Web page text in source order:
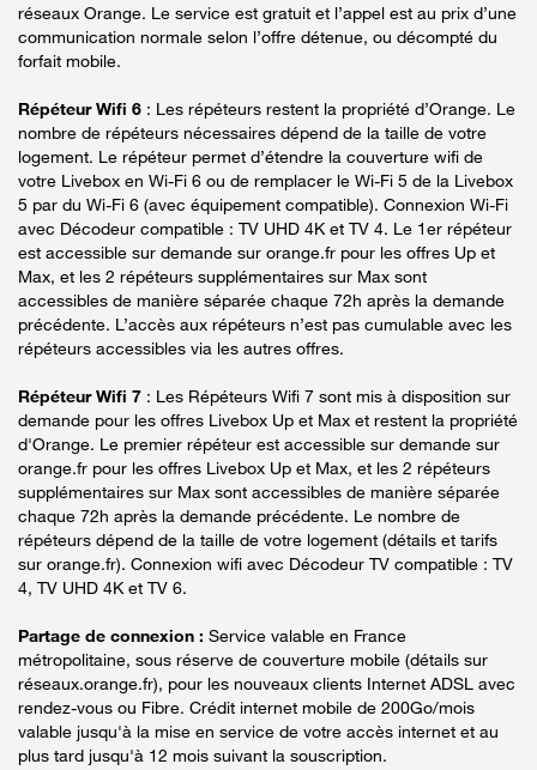
réseaux Orange. Le service est gratuit et l’appel est au prix d’une
communication normale selon l’offre détenue, ou décompté du
forfait mobile.
Répéteur Wifi 6 : Les répéteurs restent la propriété d’Orange. Le
nombre de répéteurs nécessaires dépend de la taille de votre
logement. Le répéteur permet d’étendre la couverture wifi de
votre Livebox en Wi-Fi 6 ou de remplacer le Wi-Fi 5 de la Livebox
5 par du Wi-Fi 6 (avec équipement compatible). Connexion Wi-Fi
avec Décodeur compatible : TV UHD 4K et TV 4. Le 1er répéteur
est accessible sur demande sur orange.fr pour les offres Up et
Max, et les 2 répéteurs supplémentaires sur Max sont
accessibles de manière séparée chaque 72h après la demande
précédente. L’accès aux répéteurs n’est pas cumulable avec les
répéteurs accessibles via les autres offres.
Répéteur Wifi 7 : Les Répéteurs Wifi 7 sont mis à disposition sur
demande pour les offres Livebox Up et Max et restent la propriété
d'Orange. Le premier répéteur est accessible sur demande sur
orange.fr pour les offres Livebox Up et Max, et les 2 répéteurs
supplémentaires sur Max sont accessibles de manière séparée
chaque 72h après la demande précédente. Le nombre de
répéteurs dépend de la taille de votre logement (détails et tarifs
sur orange.fr). Connexion wifi avec Décodeur TV compatible : TV
4, TV UHD 4K et TV 6.
Partage de connexion : Service valable en France
métropolitaine, sous réserve de couverture mobile (détails sur
réseaux.orange.fr), pour les nouveaux clients Internet ADSL avec
rendez-vous ou Fibre. Crédit internet mobile de 200Go/mois
valable jusqu'à la mise en service de votre accès internet et au
plus tard jusqu'à 12 mois suivant la souscription.